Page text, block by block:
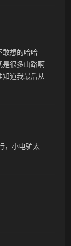
敢想的哈哈
是很多山路啊
知道我最后从
，小电驴太